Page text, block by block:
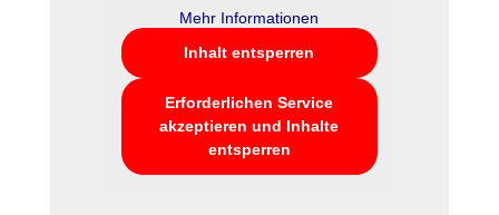
Mehr Informationen
Inhalt entsperren
Erforderlichen Service
akzeptieren und Inhalte
entsperren